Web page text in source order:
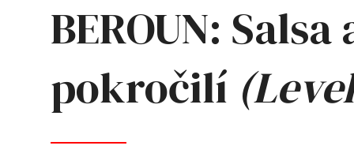
BEROUN:
pokročilí